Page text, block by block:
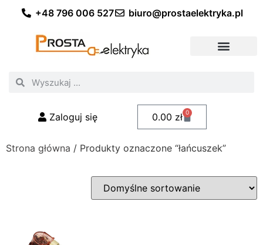
+48 796 006 527 biuro@prostaelektryka.pl
Zaloguj się 0.00 zł 0
Strona główna / Produkty oznaczone “łańcuszek”